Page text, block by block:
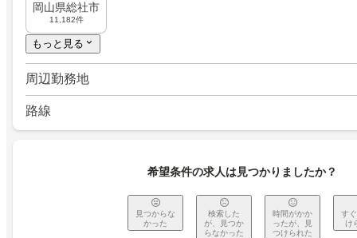
岡山県総社市
11,182件
もっと見る
周辺勤務地
路線
希望条件の求人は見つかりましたか？
見つからな
かった
検索した
が、見つか
らなかった
時間がかか
ったが、見
つけられた
す
け